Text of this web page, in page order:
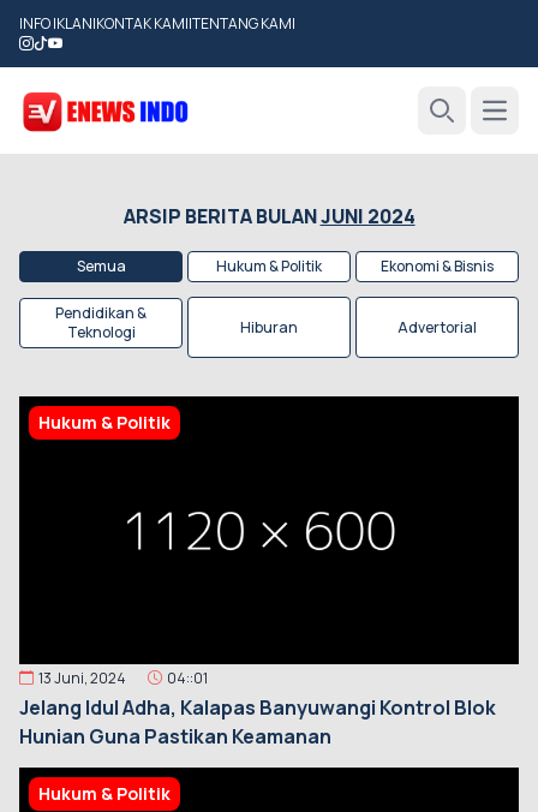
INFO IKLAN|KONTAK KAMI|TENTANG KAMI
ARSIP BERITA BULANJUNI 2024
Semua Hukum & Politik Ekonomi & Bisnis
Pendidikan &
Teknologi
Hiburan Advertorial
Hukum & Politik
13 Juni, 2024 04::01
Jelang Idul Adha, Kalapas Banyuwangi Kontrol Blok
Hunian Guna Pastikan Keamanan
Hukum & Politik